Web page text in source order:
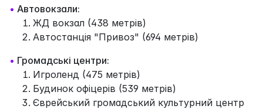
• Автовокзали:
ЖД вокзал (438 метрів)
Автостанція "Привоз" (694 метрів)
• Громадські центри:
Игроленд (475 метрів)
Будинок офіцерів (539 метрів)
Єврейський громадський культурний центр